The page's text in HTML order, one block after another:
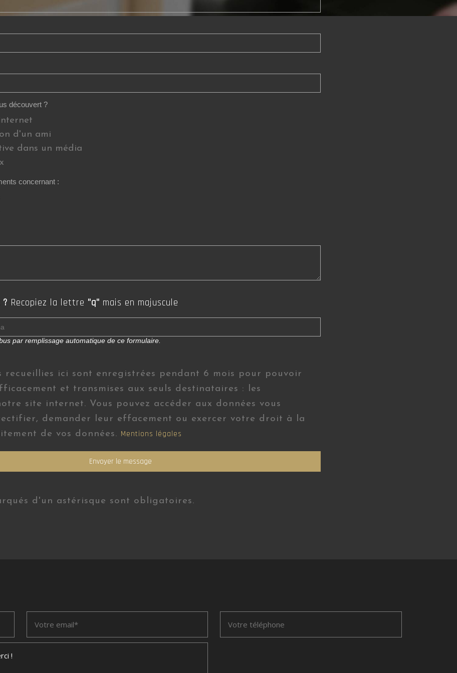
découvert ?
d'un ami
dans un média
concernant :
Recopiez la lettre "q" mais en majuscule
par remplissage automatique de ce formulaire.
recueillies ici sont enregistrées pendant 6 mois pour pouvoir
et transmises aux seuls destinataires : les
site internet. Vous pouvez accéder aux données vous
demander leur effacement ou exercer votre droit à la
de vos données. Mentions légales
d'un astérisque sont obligatoires.